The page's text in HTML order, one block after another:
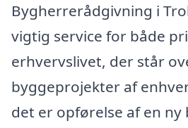
Bygherrerådgivning i
vigtig service for både
erhvervslivet, der står
byggeprojekter af
det er opførelse af en ny